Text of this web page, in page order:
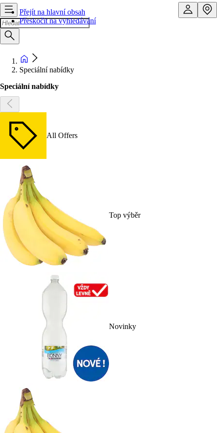
Přejít na hlavní obsah
Přeskočit na vyhledávání
Speciální nabídky
Speciální nabídky
All Offers
Top výběr
Novinky